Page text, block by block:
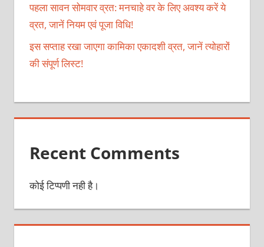
पहला सावन सोमवार व्रत: मनचाहे वर के लिए अवश्य करें ये
व्रत, जानें नियम एवं पूजा विधि!
इस सप्ताह रखा जाएगा कामिका एकादशी व्रत, जानें त्योहारों
की संपूर्ण लिस्ट!
Recent Comments
कोई टिप्पणी नही है।